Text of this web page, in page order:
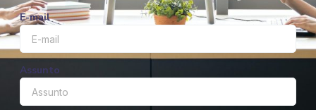
E-mail
Assunto